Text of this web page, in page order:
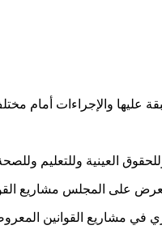
عليها والإجراءات أمام
العينية وللتعليم
المجلس مشاريع القوانين غير
في مشاريع القوانين